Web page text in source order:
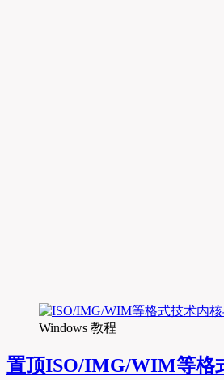
Windows 教程
置顶ISO/IMG/WIM等格